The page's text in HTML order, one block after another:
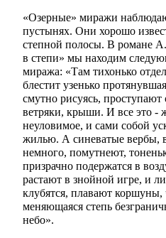
«Озерные» миражи
пустынях. Они хорошо
степной полосы. В романе
в степи» мы находим
миража: «Там тихонько
блестит узенько
смутно рисуясь,
ветряки, крыши. И все это -
неуловимое, и сами собой
жилью. А синеватые вербы,
немного, помутнеют,
призрачно подержатся в
растают в знойной игре, и
клубятся, плавают коршуны,
меняющаяся степь
небо».